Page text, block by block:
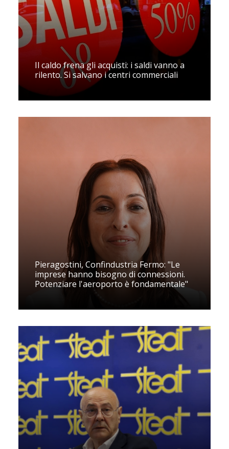
Il caldo frena gli acquisti: i saldi vanno a
rilento. Si salvano i centri commerciali
Pieragostini, Confindustria Fermo: "Le
imprese hanno bisogno di connessioni.
Potenziare l'aeroporto è fondamentale"